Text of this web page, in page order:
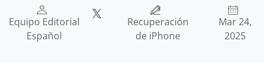
Equipo Editorial
Español
Recuperación
de iPhone
Mar 24,
2025